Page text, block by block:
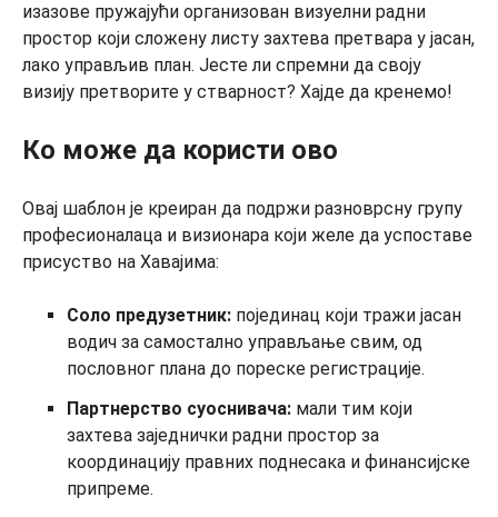
изазове пружајући организован визуелни радни
простор који сложену листу захтева претвара у јасан,
лако управљив план. Јесте ли спремни да своју
визију претворите у стварност? Хајде да кренемо!
Ко може да користи ово
Овај шаблон је креиран да подржи разноврсну групу
професионалаца и визионара који желе да успоставе
присуство на Хавајима:
Соло предузетник: појединац који тражи јасан
водич за самостално управљање свим, од
пословног плана до пореске регистрације.
Партнерство суоснивача: мали тим који
захтева заједнички радни простор за
координацију правних поднесака и финансијске
припреме.